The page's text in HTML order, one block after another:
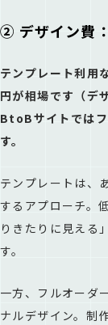
② デザイン費
テンプレート利用
円が相場です（デ
BtoBサイトでは
す。
テンプレートは、
するアプローチ。
りきたりに見える
す。
一方、フルオーダ
ナルデザイン。制